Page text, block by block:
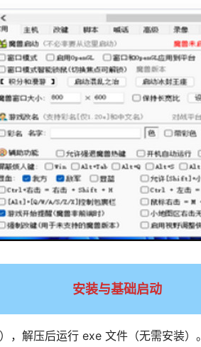
安装与基础启动
解压后运行 exe 文件（无需安装）。